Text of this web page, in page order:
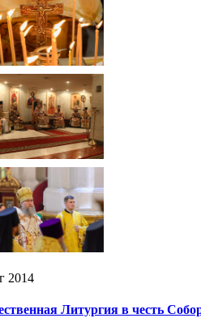
2014
Литургия в честь